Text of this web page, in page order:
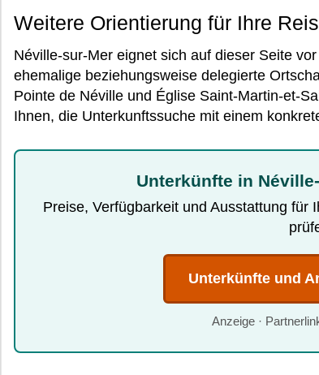
Weitere Orientierung für Ihre
Néville-sur-Mer eignet sich auf dieser Seite
ehemalige beziehungsweise delegierte
Pointe de Néville und Église Saint-Martin-et-
Ihnen, die Unterkunftssuche mit einem
Unterkünfte in
Preise, Verfügbarkeit und Ausstattung für
Unterkünfte und
Anzeige ·